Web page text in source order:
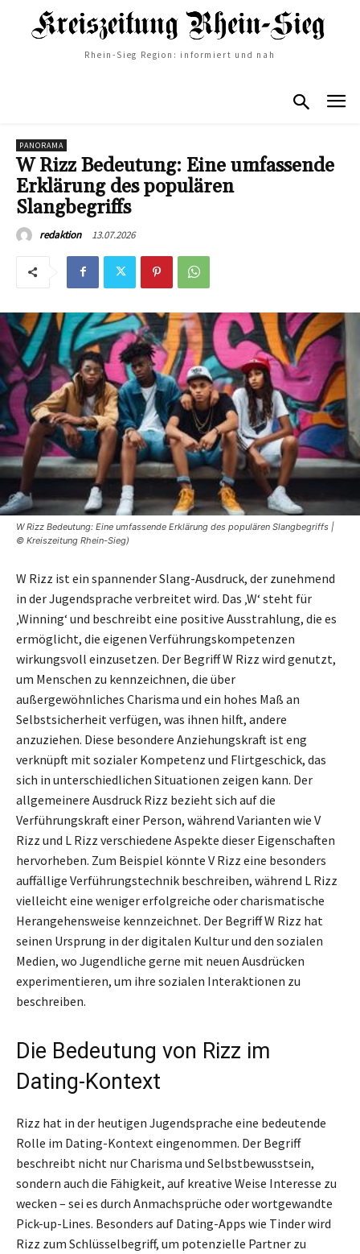
Rhein-Sieg Region: informiert und nah
PANORAMA
W Rizz Bedeutung: Eine umfassende
Erklärung des populären
Slangbegriffs
redaktion 13.07.2026
W Rizz Bedeutung: Eine umfassende Erklärung des populären Slangbegriffs |
© Kreiszeitung Rhein-Sieg)
W Rizz ist ein spannender Slang-Ausdruck, der zunehmend
in der Jugendsprache verbreitet wird. Das ‚W‘ steht für
‚Winning‘ und beschreibt eine positive Ausstrahlung, die es
ermöglicht, die eigenen Verführungskompetenzen
wirkungsvoll einzusetzen. Der Begriff W Rizz wird genutzt,
um Menschen zu kennzeichnen, die über
außergewöhnliches Charisma und ein hohes Maß an
Selbstsicherheit verfügen, was ihnen hilft, andere
anzuziehen. Diese besondere Anziehungskraft ist eng
verknüpft mit sozialer Kompetenz und Flirtgeschick, das
sich in unterschiedlichen Situationen zeigen kann. Der
allgemeinere Ausdruck Rizz bezieht sich auf die
Verführungskraft einer Person, während Varianten wie V
Rizz und L Rizz verschiedene Aspekte dieser Eigenschaften
hervorheben. Zum Beispiel könnte V Rizz eine besonders
auffällige Verführungstechnik beschreiben, während L Rizz
vielleicht eine weniger erfolgreiche oder charismatische
Herangehensweise kennzeichnet. Der Begriff W Rizz hat
seinen Ursprung in der digitalen Kultur und den sozialen
Medien, wo Jugendliche gerne mit neuen Ausdrücken
experimentieren, um ihre sozialen Interaktionen zu
beschreiben.
Die Bedeutung von Rizz im
Dating-Kontext
Rizz hat in der heutigen Jugendsprache eine bedeutende
Rolle im Dating-Kontext eingenommen. Der Begriff
beschreibt nicht nur Charisma und Selbstbewusstsein,
sondern auch die Fähigkeit, auf kreative Weise Interesse zu
wecken – sei es durch Anmachsprüche oder wortgewandte
Pick-up-Lines. Besonders auf Dating-Apps wie Tinder wird
Rizz zum Schlüsselbegriff, um potenzielle Partner zu